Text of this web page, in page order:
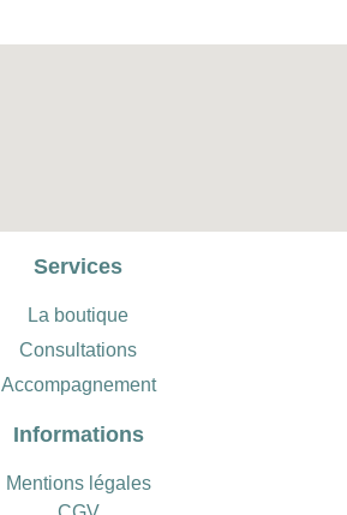
Services
La boutique
Consultations
Accompagnement
Informations
Mentions légales